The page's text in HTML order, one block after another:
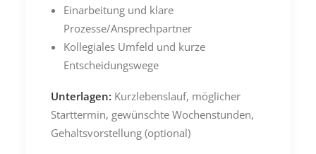
Einarbeitung und klare
Prozesse/Ansprechpartner
Kollegiales Umfeld und kurze
Entscheidungswege
Unterlagen: Kurzlebenslauf, möglicher
Starttermin, gewünschte Wochenstunden,
Gehaltsvorstellung (optional)